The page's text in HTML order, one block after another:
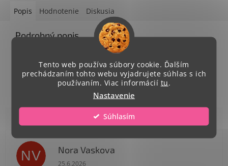
Tento web používa súbory cookie. Ďalším
prechádzaním tohto webu vyjadrujete súhlas s ich
používaním. Viac informácií tu.
Nastavenie
Súhlasím
Popis Hodnotenie Diskusia
Podrobný popis
možnosť opakovaného použitia, doporučujeme prať
a žehliť každý deň
NV Nora Vaskova
Hodnotenie obchodu je 1 z 5 hviezdičiek.
25.6.2026